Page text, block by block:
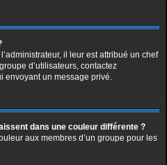
il leur est attribué un chef
d’utilisateurs, contactez
envoyant un message privé.
dans une couleur différente ?
aux membres d’un groupe pour les